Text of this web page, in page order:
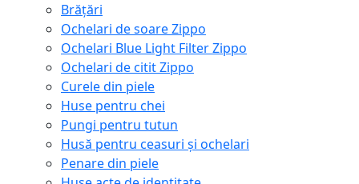
Brățări
Ochelari de soare Zippo
Ochelari Blue Light Filter Zippo
Ochelari de citit Zippo
Curele din piele
Huse pentru chei
Pungi pentru tutun
Husă pentru ceasuri și ochelari
Penare din piele